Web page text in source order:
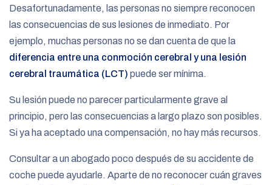
Desafortunadamente, las personas no siempre reconocen
las consecuencias de sus lesiones de inmediato. Por
ejemplo, muchas personas no se dan cuenta de que la
diferencia entre una conmoción cerebral y una lesión
cerebral traumática (LCT) puede ser mínima.
Su lesión puede no parecer particularmente grave al
principio, pero las consecuencias a largo plazo son posibles.
Si ya ha aceptado una compensación, no hay más recursos.
Consultar a un abogado poco después de su accidente de
coche puede ayudarle. Aparte de no reconocer cuán graves